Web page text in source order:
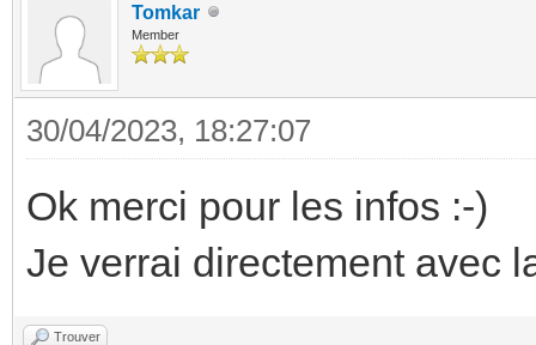
Tomkar
Member
30/04/2023, 18:27:07
Ok merci pour les infos :-)
Je verrai directement avec
Trouver